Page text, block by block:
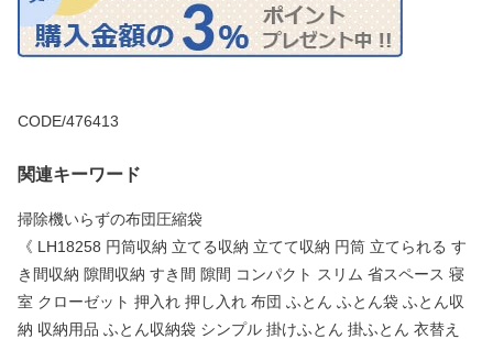
CODE/476413
関連キーワード
掃除機いらずの布団圧縮袋
《 LH18258 円筒収納 立てる収納 立てて収納 円筒 立てられる す
き間収納 隙間収納 すき間 隙間 コンパクト スリム 省スペース 寝
室 クローゼット 押入れ 押し入れ 布団 ふとん ふとん袋 ふとん収
納 収納用品 ふとん収納袋 シンプル 掛けふとん 掛ふとん 衣替え